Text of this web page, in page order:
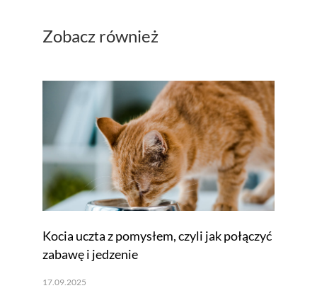
Zobacz również
Kocia uczta z pomysłem, czyli jak połączyć
zabawę i jedzenie
17.09.2025